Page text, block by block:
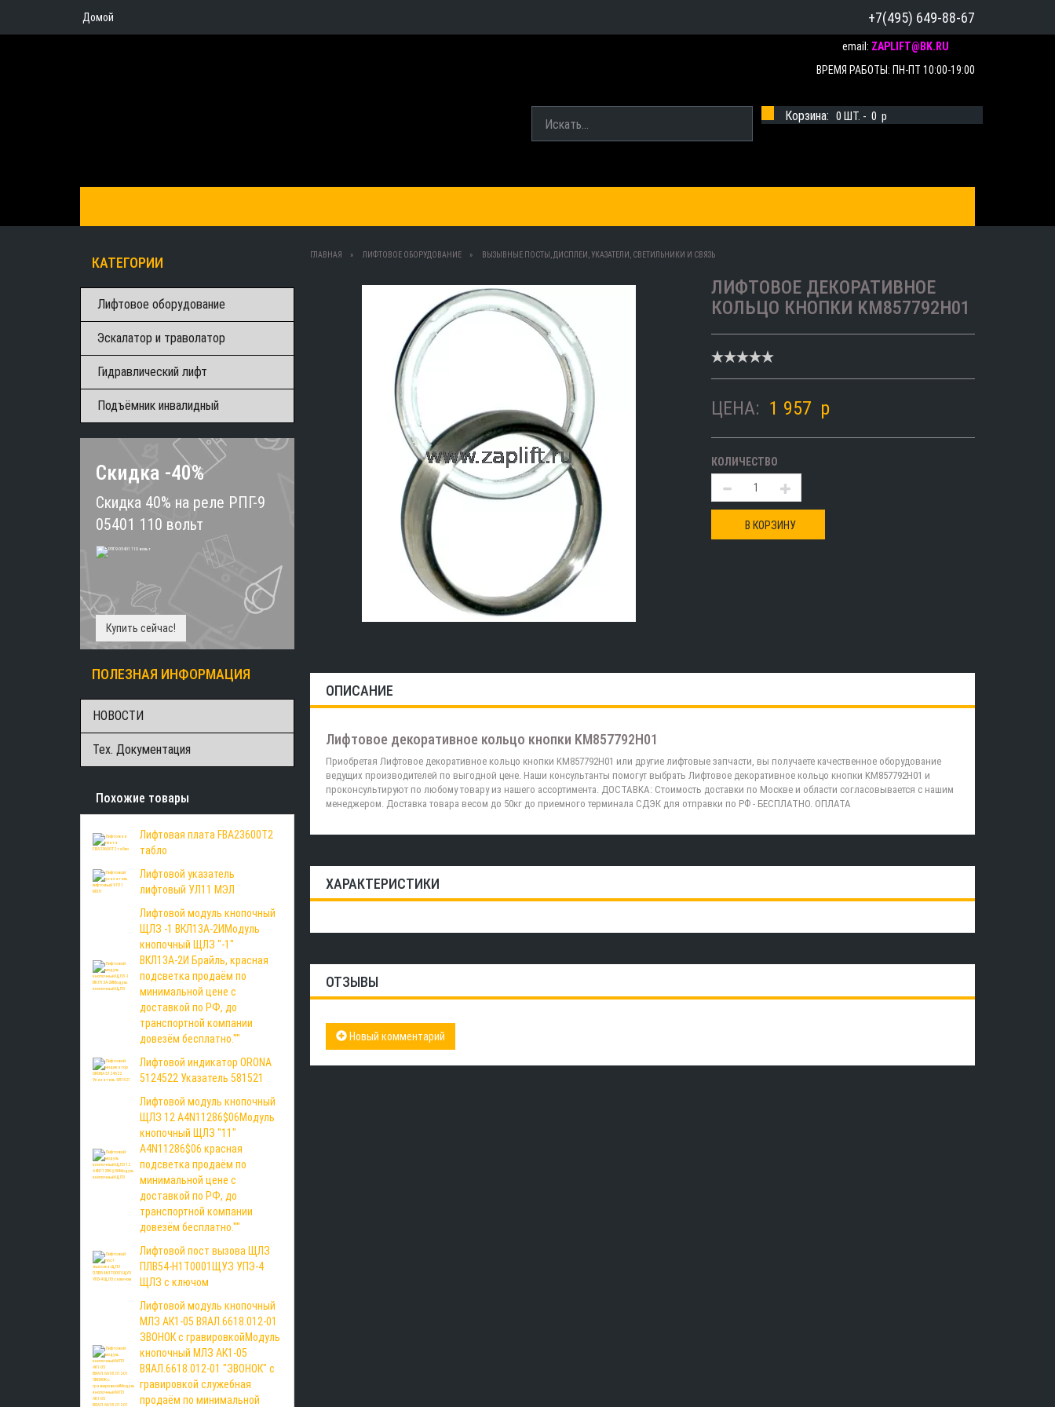
Домой +7(495) 649-88-67
email: ZAPLIFT@BK.RU
ВРЕМЯ РАБОТЫ: ПН-ПТ 10:00-19:00
Корзина: 0 ШТ. - 0 p
КАТЕГОРИИ
Лифтовое оборудование
Эскалатор и траволатор
Гидравлический лифт
Подъёмник инвалидный
Скидка -40%
Скидка 40% на реле РПГ-9
05401 110 вольт
Купить сейчас!
ПОЛЕЗНАЯ ИНФОРМАЦИЯ
НОВОСТИ
Тех. Документация
Похожие товары
Лифтовая плата FBA23600T2
табло
Лифтовой указатель
лифтовый УЛ11 МЭЛ
Лифтовой модуль кнопочный
ЩЛЗ -1 ВКЛ13А-2ИМодуль
кнопочный ЩЛЗ "-1"
ВКЛ13А-2И Брайль, красная
подсветка продаём по
минимальной цене с
доставкой по РФ, до
транспортной компании
довезём бесплатно.""
Лифтовой индикатор ORONA
5124522 Указатель 581521
Лифтовой модуль кнопочный
ЩЛЗ 12 A4N11286$06Модуль
кнопочный ЩЛЗ "11"
A4N11286$06 красная
подсветка продаём по
минимальной цене с
доставкой по РФ, до
транспортной компании
довезём бесплатно.""
Лифтовой пост вызова ЩЛЗ
ПЛВ54-Н1Т0001ЩУЗ УПЭ-4
ЩЛЗ с ключом
Лифтовой модуль кнопочный
МЛЗ АК1-05 ВЯАЛ.6618.012-01
ЗВОНОК с гравировкойМодуль
кнопочный МЛЗ АК1-05
ВЯАЛ.6618.012-01 "ЗВОНОК" с
гравировкой служебная
продаём по минимальной
ГЛАВНАЯ ЛИФТОВОЕ ОБОРУДОВАНИЕ ВЫЗЫВНЫЕ ПОСТЫ, ДИСПЛЕИ, УКАЗАТЕЛИ, СВЕТИЛЬНИКИ И СВЯЗЬ
ЛИФТОВОЕ ДЕКОРАТИВНОЕ
КОЛЬЦО КНОПКИ KM857792H01
ЦЕНА: 1 957 p
КОЛИЧЕСТВО
В КОРЗИНУ
ОПИСАНИЕ
Лифтовое декоративное кольцо кнопки KM857792H01
Приобретая Лифтовое декоративное кольцо кнопки KM857792H01 или другие лифтовые запчасти, вы получаете качественное оборудование
ведущих производителей по выгодной цене. Наши консультанты помогут выбрать Лифтовое декоративное кольцо кнопки KM857792H01 и
проконсультируют по любому товару из нашего ассортимента. ДОСТАВКА: Стоимость доставки по Москве и области согласовывается с нашим
менеджером. Доставка товара весом до 50кг до приемного терминала СДЭК для отправки по РФ - БЕСПЛАТНО. ОПЛАТА
ХАРАКТЕРИСТИКИ
ОТЗЫВЫ
Новый комментарий